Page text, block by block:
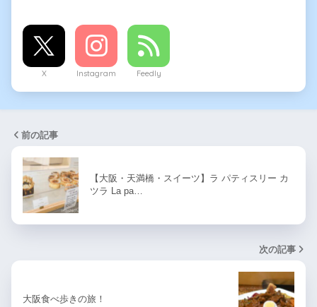
X Instagram Feedly
前の記事
【大阪・天満橋・スイーツ】ラ パティスリー カ
ツラ La pa…
次の記事
大阪食べ歩きの旅！